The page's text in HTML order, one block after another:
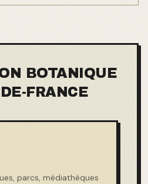
BOTANIQUE
FRANCE
parcs, médiathèques